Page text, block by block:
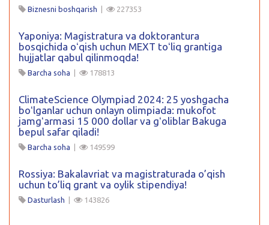
Biznesni boshqarish | 227353
Yaponiya: Magistratura va doktorantura
bosqichida oʻqish uchun MEXT toʻliq grantiga
hujjatlar qabul qilinmoqda!
Barcha soha | 178813
ClimateScience Olympiad 2024: 25 yoshgacha
boʻlganlar uchun onlayn olimpiada: mukofot
jamgʻarmasi 15 000 dollar va gʻoliblar Bakuga
bepul safar qiladi!
Barcha soha | 149599
Rossiya: Bakalavriat va magistraturada o’qish
uchun to’liq grant va oylik stipendiya!
Dasturlash | 143826